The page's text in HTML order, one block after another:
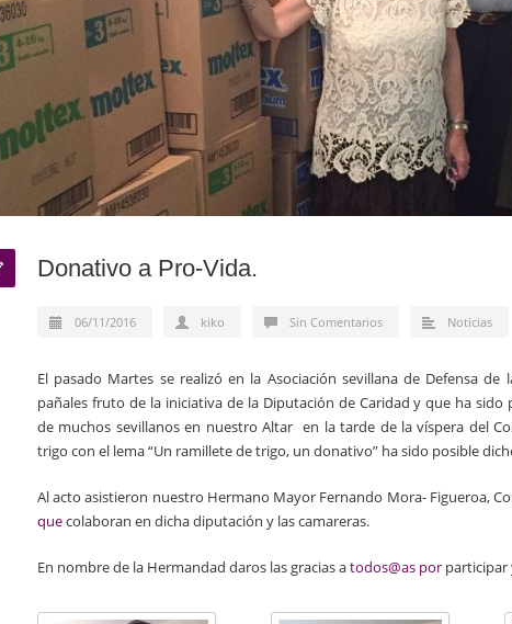
Donativo a Pro-Vida.
06/11/2016 kiko Sin Comentarios Noticias
El pasado Martes se realizó en la Asociación sevillana de Defensa de
pañales fruto de la iniciativa de la Diputación de Caridad y que ha
de muchos sevillanos en nuestro Altar en la tarde de la víspera del
trigo con el lema “Un ramillete de trigo, un donativo” ha sido posible
Al acto asistieron nuestro Hermano Mayor Fernando Mora- Figueroa,
quecolaboran en dicha diputación y las camareras.
En nombre de la Hermandad daros las gracias atodos@as por participar